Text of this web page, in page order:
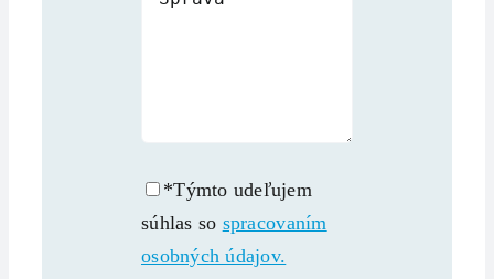
*Týmto udeľujem
súhlas so spracovaním
osobných údajov.